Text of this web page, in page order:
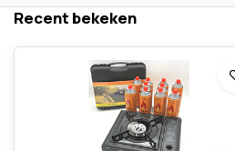
Recent bekeken